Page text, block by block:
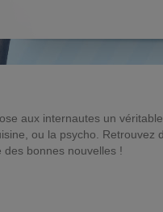
aux internautes un
ou la psycho. Retrouvez
bonnes nouvelles !